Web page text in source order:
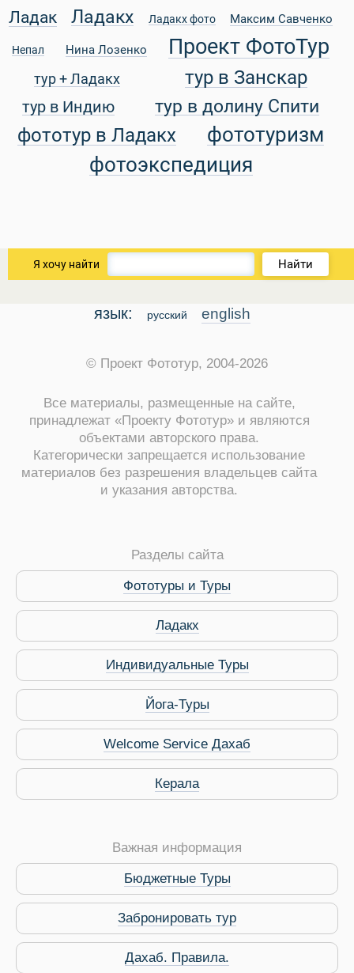
Service Дахаб
Путеводитель по
Ладак
Ладакх Ладакх фото Максим Савченко
Непал Нина Лозенко Проект ФотоТур
тур + Ладакх тур в Занскар
тур в Индию тур в долину Спити
фототур в Ладакх
фототуризм
фотоэкспедиция
Я хочу найти Найти
язык: русский english
© Проект Фототур, 2004-2026
Все материалы, размещенные на сайте,
принадлежат «Проекту Фототур» и являются
объектами авторского права.
Категорически запрещается использование
материалов без разрешения владельцев сайта
и указания авторства.
Разделы сайта
Фототуры и Туры
Ладакх
Индивидуальные Туры
Йога-Туры
Welcome Service Дахаб
Керала
Важная информация
Бюджетные Туры
Забронировать тур
Дахаб. Правила.